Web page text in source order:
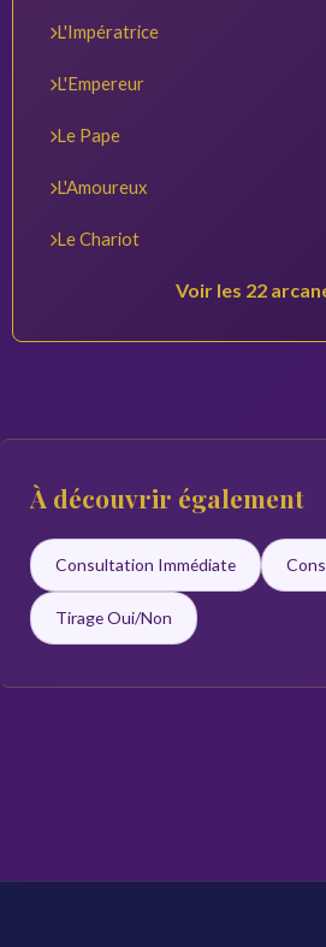
L'Impératrice
L'Empereur
Le Pape
L'Amoureux
Le Chariot
Voir les 22
À découvrir également
Consultation Immédiate
Tirage Oui/Non